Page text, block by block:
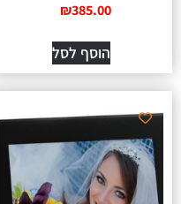
₪385.00
הוסף לסל